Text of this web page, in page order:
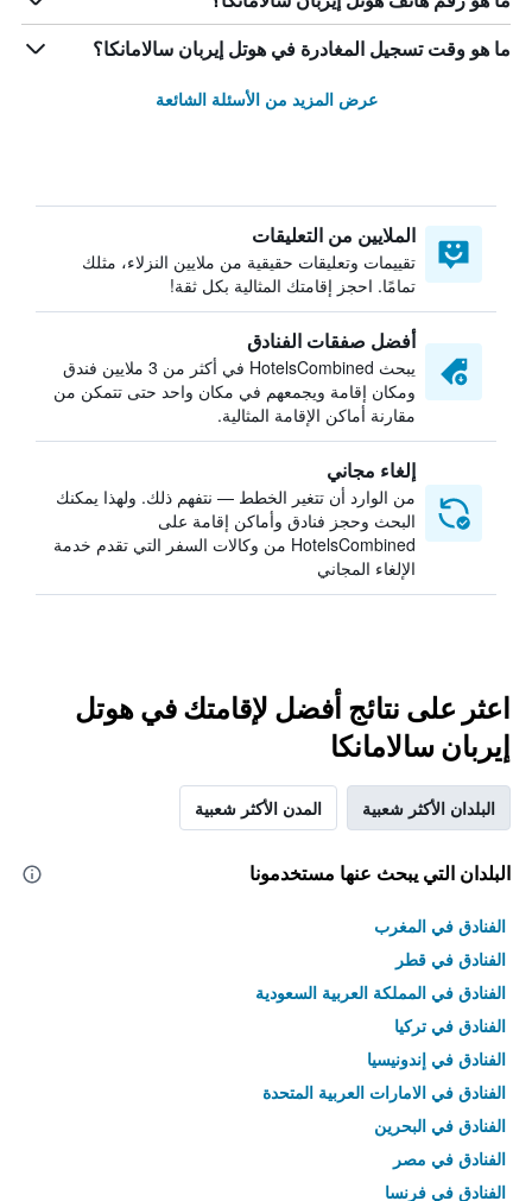
ما هو وقت تسجيل المغادرة في هوتل إيربان سالامانكا؟
عرض المزيد من الأسئلة الشائعة
الملايين من التعليقات
تقييمات وتعليقات حقيقية من ملايين النزلاء، مثلك
تمامًا. احجز إقامتك المثالية بكل ثقة!
أفضل صفقات الفنادق
يبحث HotelsCombined في أكثر من 3 ملايين فندق
ومكان إقامة ويجمعهم في مكان واحد حتى تتمكن من
مقارنة أماكن الإقامة المثالية.
إلغاء مجاني
من الوارد أن تتغير الخطط — نتفهم ذلك. ولهذا يمكنك
البحث وحجز فنادق وأماكن إقامة على
HotelsCombined من وكالات السفر التي تقدم خدمة
الإلغاء المجاني
اعثر على نتائج أفضل لإقامتك في هوتل
إيربان سالامانكا
البلدان الأكثر شعبية المدن الأكثر شعبية
البلدان التي يبحث عنها مستخدمونا
الفنادق في المغرب
الفنادق في قطر
الفنادق في المملكة العربية السعودية
الفنادق في تركيا
الفنادق في إندونيسيا
الفنادق في الامارات العربية المتحدة
الفنادق في البحرين
الفنادق في مصر
الفنادق في فرنسا